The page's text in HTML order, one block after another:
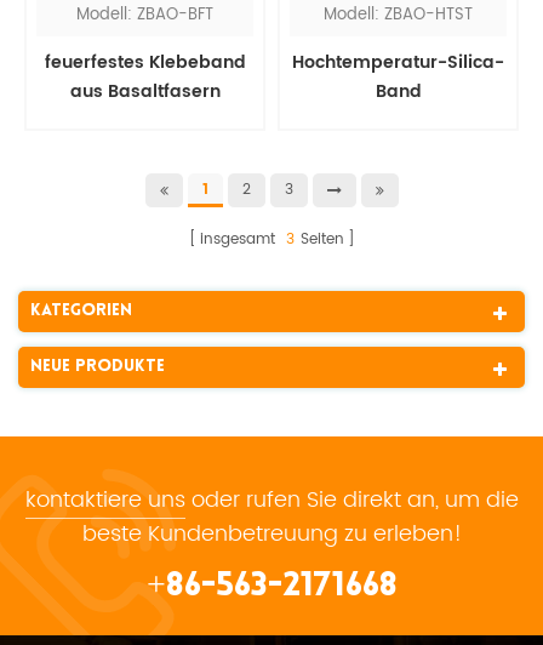
Modell: ZBAO-BFT
feuerfestes Klebeband
aus Basaltfasern
Modell: ZBAO-HTST
Hochtemperatur-Silica-
Band
1 2 3
insgesamt 3 Seiten
Kategorien
Neue Produkte
kontaktiere unsoder rufen Sie direkt an, um die
beste Kundenbetreuung zu erleben!
+86-563-2171668